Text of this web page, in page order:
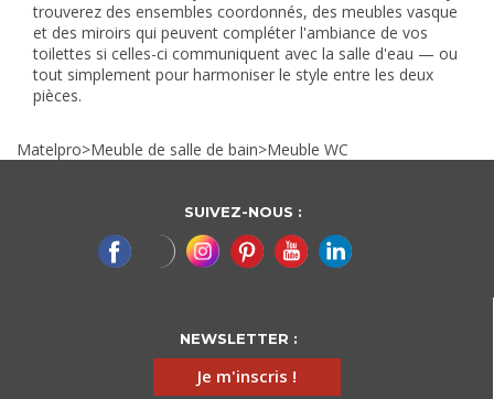
trouverez des ensembles coordonnés, des meubles vasque
et des miroirs qui peuvent compléter l'ambiance de vos
toilettes si celles-ci communiquent avec la salle d'eau — ou
tout simplement pour harmoniser le style entre les deux
pièces.
Matelpro>Meuble de salle de bain>Meuble WC
SUIVEZ-NOUS :
NEWSLETTER :
Je m'inscris !